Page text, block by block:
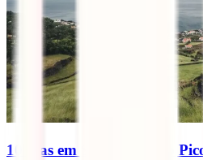
10 dias em São Roque do